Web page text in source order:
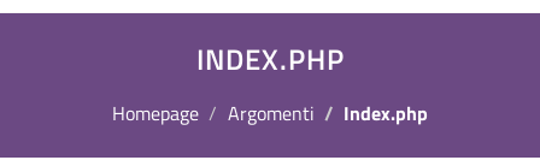
INDEX.PHP
Homepage Argomenti Index.php